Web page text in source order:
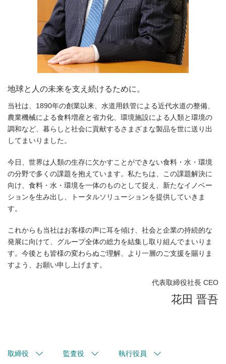
地球と人の未来を支え続けるために。
当社は、1890年の創業以来、水道用鉄管による近代水道の整備、
農業機械による食料増産と省力化、環境施設による人類と環境の
調和など、暮らしと社会に貢献するさまざまな製品を世に送り出
してまいりました。
今日、世界は人類の生存に欠かすことができない食料・水・環境
の分野で多くの課題を抱えています。私たちは、この課題解決に
向け、食料・水・環境を一体のものとして捉え、新たなイノベー
ションを生み出し、トータルソリューションを提供していきま
す。
これからも当社はお客様の声に耳を傾け、社会と企業の持続的な
発展に向けて、グループ全体の総力を結集し取り組んでまいりま
す。今後とも皆様の変わらぬご理解、より一層のご支援を賜りま
すよう、お願い申し上げます。
代表取締役社長 CEO
花田 晋吾
取締役 監査役 執行役員